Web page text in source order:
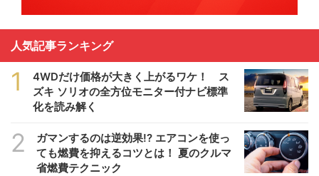
人気記事ランキング
1
4WDだけ価格が大きく上がるワケ！ ス
ズキ ソリオの全方位モニター付ナビ標準
化を読み解く
2
ガマンするのは逆効果!? エアコンを使っ
ても燃費を抑えるコツとは！ 夏のクルマ
省燃費テクニック